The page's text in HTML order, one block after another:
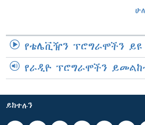
የቴሌቪዥን ፕሮግራሞችን ይዩ
የራዲዮ ፕሮግራሞችን
ይከተሉን